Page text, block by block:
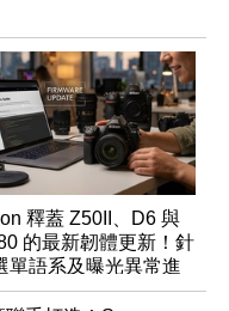
釋蓋 Z50II、D6 與
的最新韌體更新！針
單語系及曝光異常進
復